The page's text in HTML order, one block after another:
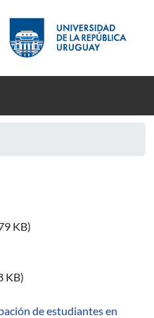
KB)
KB)
de estudiantes en